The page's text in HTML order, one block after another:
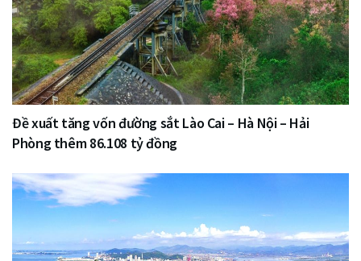
Đề xuất tăng vốn đường sắt Lào Cai – Hà Nội – Hải
Phòng thêm 86.108 tỷ đồng